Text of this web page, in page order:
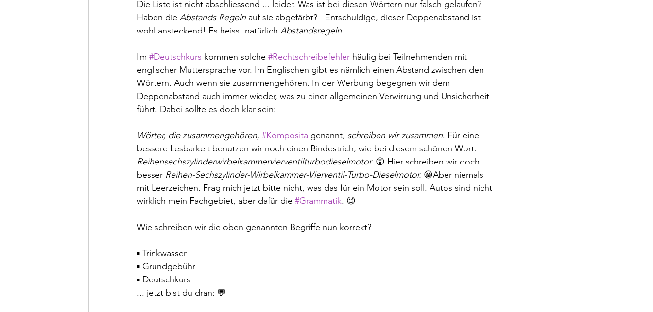
Die Liste ist nicht abschliessend ... leider. Was ist bei diesen Wörtern nur falsch gelaufen?
Haben die Abstands Regeln auf sie abgefärbt? - Entschuldige, dieser Deppenabstand ist
wohl ansteckend! Es heisst natürlich Abstandsregeln.
Im #Deutschkurs kommen solche #Rechtschreibefehler häufig bei Teilnehmenden mit
englischer Muttersprache vor. Im Englischen gibt es nämlich einen Abstand zwischen den
Wörtern. Auch wenn sie zusammengehören. In der Werbung begegnen wir dem
Deppenabstand auch immer wieder, was zu einer allgemeinen Verwirrung und Unsicherheit
führt. Dabei sollte es doch klar sein:
Wörter, die zusammengehören, #Komposita genannt, schreiben wir zusammen. Für eine
bessere Lesbarkeit benutzen wir noch einen Bindestrich, wie bei diesem schönen Wort:
Reihensechszylinderwirbelkammervierventilturbodieselmotor. 😲 Hier schreiben wir doch
besser Reihen-Sechszylinder-Wirbelkammer-Vierventil-Turbo-Dieselmotor. 😀Aber niemals
mit Leerzeichen. Frag mich jetzt bitte nicht, was das für ein Motor sein soll. Autos sind nicht
wirklich mein Fachgebiet, aber dafür die #Grammatik. 😉
Wie schreiben wir die oben genannten Begriffe nun korrekt?
▪ Trinkwasser
▪ Grundgebühr
▪ Deutschkurs
... jetzt bist du dran: 💬